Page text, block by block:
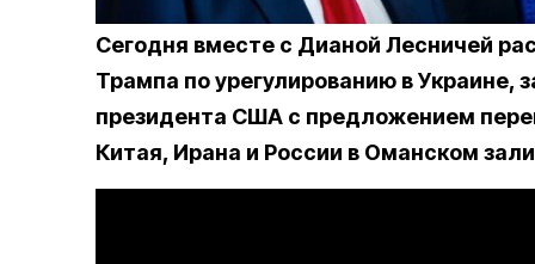
Сегодня вместе с Дианой Лесничей
Трампа по урегулированию в Украине,
президента США с предложением
Китая, Ирана и России в Оманском